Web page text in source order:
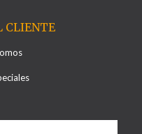
CLIENTE